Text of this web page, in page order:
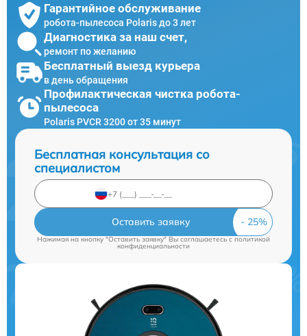
Гарантийное обслуживание
робота-пылесоса Polaris до 3 лет
Диагностика за наш счет,
ремонт по желанию
Бесплатный выезд курьера
в день обращения
Профилактическая чистка робота-
пылесоса
Polaris PVCR 3200 от 35 минут
Бесплатная консультация со
специалистом
Оставить заявку
Нажимая на кнопку "Оставить заявку" Вы соглашаетесь cполитикой
конфиденциальности